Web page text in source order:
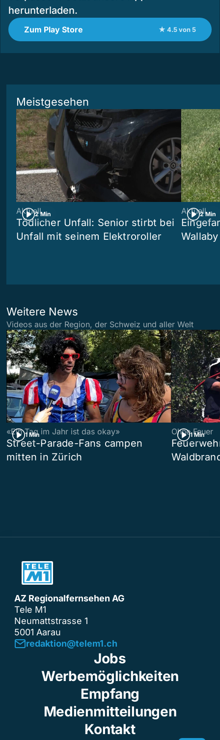
herunterladen.
Zum Play Store ★ 4.5 von 5
Meistgesehen
2 Min
Aktuell
Tödlicher Unfall: Senior stirbt bei
Unfall mit seinem Elektroroller
2 Min
Aktuell
Weitere News
Videos aus der Region, der Schweiz und aller Welt
1 Min
«Ein Tag im Jahr ist das okay»
Street-Parade-Fans campen
mitten in Zürich
1 Min
Ohne Feuer
AZ Regionalfernsehen AG
Tele M1
Neumattstrasse 1
5001 Aarau
redaktion@telem1.ch
Jobs
Werbemöglichkeiten
Empfang
Medienmitteilungen
Kontakt